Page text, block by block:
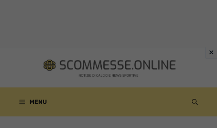
contenuto
MENU